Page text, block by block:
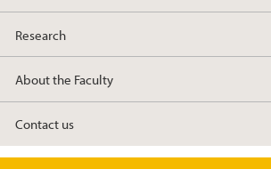
Research
About the Faculty
Contact us